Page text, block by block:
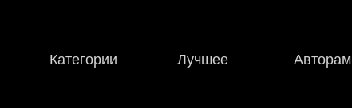
Категории Лучшее Авторам